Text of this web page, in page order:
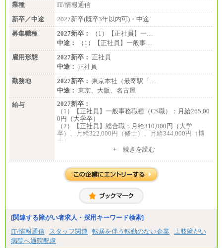
・520万円/32歳・月給29万円
年収例は賞与含む、残業代・家族手当含まず
※キャリアや能力等を考慮の上、当社規定により確
定します
※残業手当：別途支給
※固定給に固定残業代含まず
※試用期間中も給与に変更なし
業種
IT/情報通信
新卒／中途
2027新卒(既卒3年以内可)・中途
募集職種
2027新卒：
（1）【正社員】一…
中途：
（1）【正社員】一般事…
雇用形態
2027新卒： 正社員
中途： 正社員
勤務地
2027新卒： 東京本社（最寄駅「…
中途： 東京、大阪、名古屋
給与
2027新卒：
（1）【正社員】一般事務職種（CS職）：月給265,00
0円（大学卒）
（2）【正社員】総合職：月給310,000円（大学
卒）、月給322,000円（修士）、月給344,000円（博
士）
いません。
※一般事務職種（CS職）の大学院修了者は大学卒の
金額を最低額とし、
たします。
下記は新卒採用の給与です。経験者採用の場合、下
記を再下限としてご経験に応じた金額となります。
（1）【正社員】一般事務職種（CS職）：月給255,00
+ 続きを読む
[関連する障がい者求人・採用キーワード検索]
IT/情報通信
スタッフ関連 転居を伴う転勤のない企業
上肢障がい
病院へ通院配慮